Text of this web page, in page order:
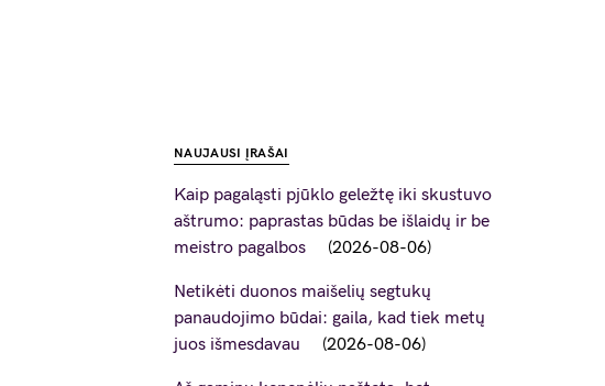
NAUJAUSI ĮRAŠAI
Kaip pagaląsti pjūklo geležtę iki skustuvo
aštrumo: paprastas būdas be išlaidų ir be
meistro pagalbos
2026-08-06
Netikėti duonos maišelių segtukų
panaudojimo būdai: gaila, kad tiek metų
juos išmesdavau
2026-08-06